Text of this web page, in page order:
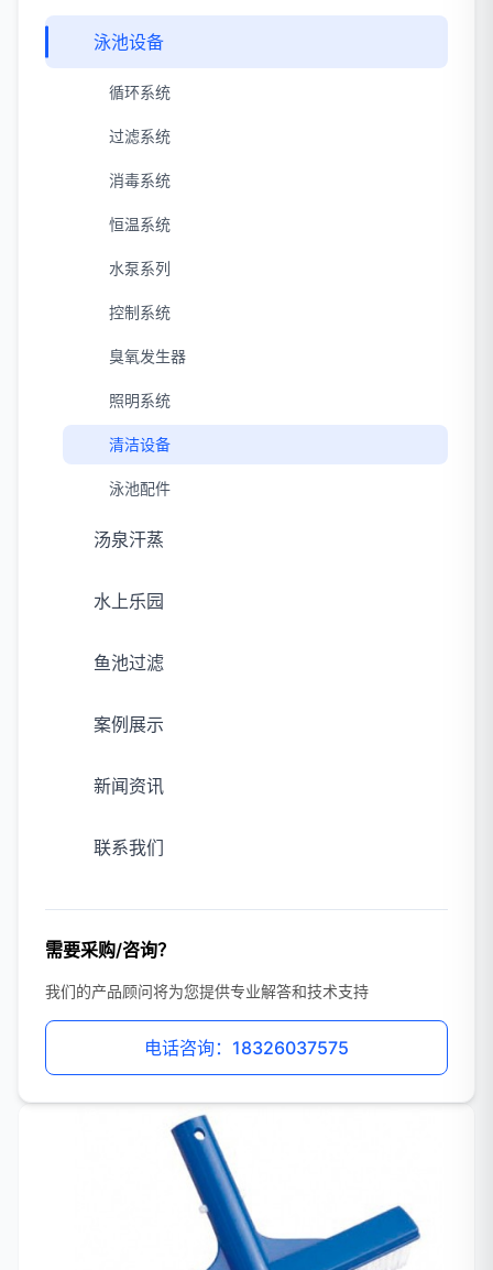
泳池设备
循环系统
过滤系统
消毒系统
恒温系统
水泵系列
控制系统
臭氧发生器
照明系统
清洁设备
泳池配件
汤泉汗蒸
水上乐园
鱼池过滤
案例展示
新闻资讯
联系我们
需要采购/咨询？
我们的产品顾问将为您提供专业解答和技术支持
电话咨询：18326037575